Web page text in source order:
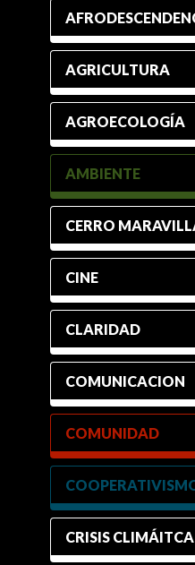
AGRICULTURA
AGROECOLOGÍA
AMBIENTE
CERRO
CINE
CLARIDAD
COMUNICACION
COMUNIDAD
CRISIS CLIMÁITCA